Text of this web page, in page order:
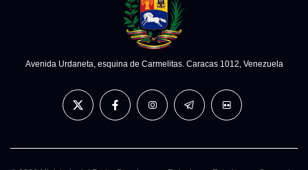
Avenida Urdaneta, esquina de Carmelitas. Caracas 1012, Venezuela